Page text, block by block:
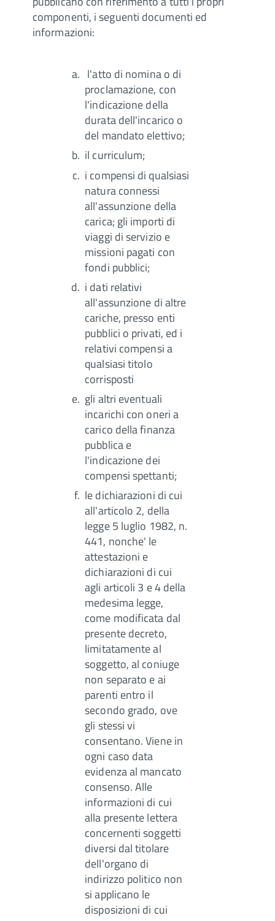
componenti, i seguenti documenti ed
informazioni:
l'atto di nomina o di
proclamazione, con
l'indicazione della
durata dell'incarico o
del mandato elettivo;
il curriculum;
i compensi di qualsiasi
natura connessi
all'assunzione della
carica; gli importi di
viaggi di servizio e
missioni pagati con
fondi pubblici;
i dati relativi
all'assunzione di altre
cariche, presso enti
pubblici o privati, ed i
relativi compensi a
qualsiasi titolo
corrisposti
gli altri eventuali
incarichi con oneri a
carico della finanza
pubblica e
l'indicazione dei
compensi spettanti;
le dichiarazioni di cui
all'articolo 2, della
legge 5 luglio 1982, n.
441, nonche' le
attestazioni e
dichiarazioni di cui
agli articoli 3 e 4 della
medesima legge,
come modificata dal
presente decreto,
limitatamente al
soggetto, al coniuge
non separato e ai
parenti entro il
secondo grado, ove
gli stessi vi
consentano. Viene in
ogni caso data
evidenza al mancato
consenso. Alle
informazioni di cui
alla presente lettera
concernenti soggetti
diversi dal titolare
dell'organo di
indirizzo politico non
si applicano le
disposizioni di cui